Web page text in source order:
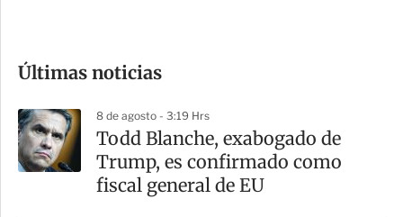
m
a
r
t
Últimas noticias
8 de agosto - 3:19 Hrs
Todd Blanche, exabogado de
Trump, es confirmado como
fiscal general de EU